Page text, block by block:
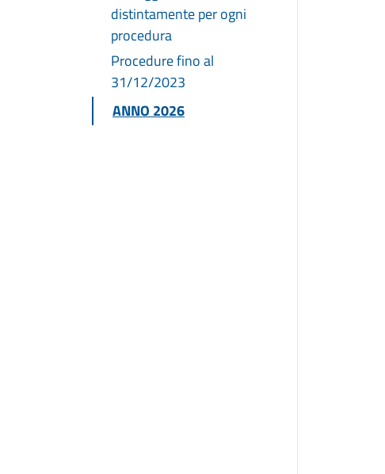
distintamente per ogni
procedura
Procedure fino al
31/12/2023
ANNO 2026